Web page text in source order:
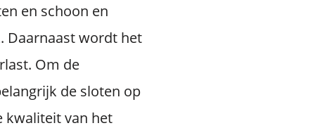
en schoon en
Daarnaast wordt het
Om de
de sloten op
kwaliteit van het